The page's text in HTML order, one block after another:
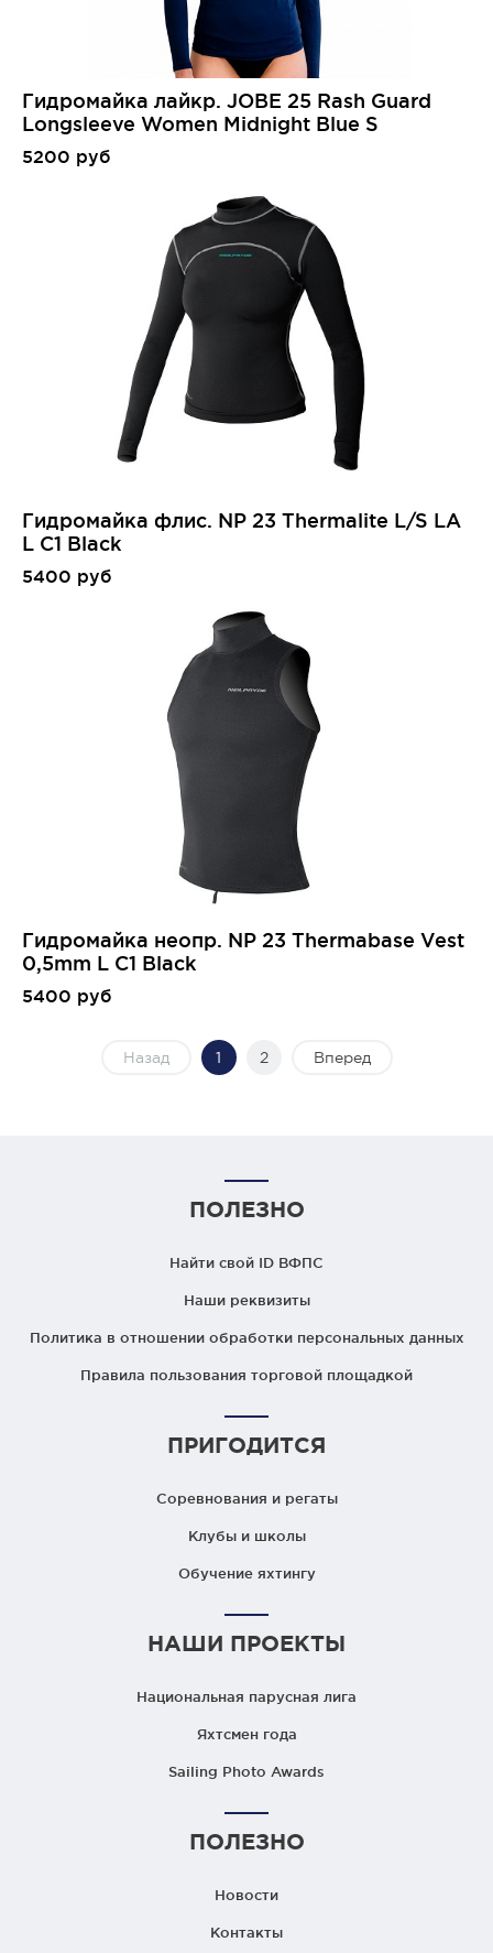
Гидромайка лайкр. JOBE 25 Rash Guard
Longsleeve Women Midnight Blue S
5200 руб
Гидромайка флис. NP 23 Thermalite L/S LA
L C1 Black
5400 руб
Гидромайка неопр. NP 23 Thermabase Vest
0,5mm L C1 Black
5400 руб
Назад 1 2 Вперед
ПОЛЕЗНО
Найти свой ID ВФПС
Наши реквизиты
Политика в отношении обработки персональных данных
Правила пользования торговой площадкой
ПРИГОДИТСЯ
Соревнования и регаты
Клубы и школы
Обучение яхтингу
НАШИ ПРОЕКТЫ
Национальная парусная лига
Яхтсмен года
Sailing Photo Awards
ПОЛЕЗНО
Новости
Контакты